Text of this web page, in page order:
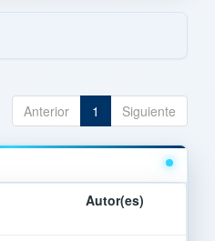
Anterior 1 Siguiente
Autor(es)